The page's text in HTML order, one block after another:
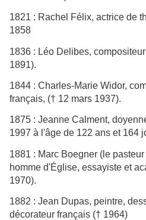
1821 : Rachel Félix, actrice de
1858
1836 : Léo Delibes,
1891).
1844 : Charles-Marie Widor,
français, († 12 mars 1937).
1875 : Jeanne Calment,
1997 à l'âge de 122 ans et 164
1881 : Marc Boegner (le
homme d'Église, essayiste et
1970).
1882 : Jean Dupas, peintre,
décorateur français († 1964)